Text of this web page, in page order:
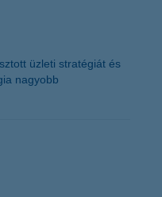
üzleti stratégiát és
nagyobb